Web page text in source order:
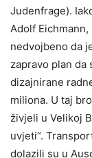
Judenfrage).
Adolf
nedvojbeno da
zapravo plan
dizajnirane
miliona. U taj
živjeli u Velikoj
uvjeti“.
dolazili su u